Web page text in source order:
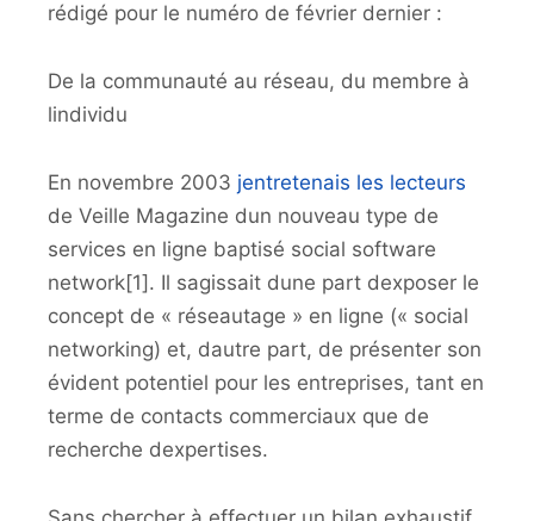
rédigé pour le numéro de février dernier :
De la communauté au réseau, du membre à
lindividu
En novembre 2003 jentretenais les lecteurs
de Veille Magazine dun nouveau type de
services en ligne baptisé social software
network[1]. Il sagissait dune part dexposer le
concept de « réseautage » en ligne (« social
networking) et, dautre part, de présenter son
évident potentiel pour les entreprises, tant en
terme de contacts commerciaux que de
recherche dexpertises.